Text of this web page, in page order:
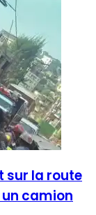
sur la route
un camion